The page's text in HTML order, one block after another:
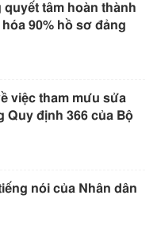
tâm hoàn thành
90% hồ sơ đảng
việc tham mưu sửa
Quy định 366 của Bộ
nói của Nhân dân